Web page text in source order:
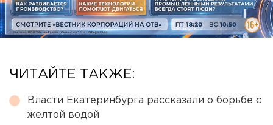
ЧИТАЙТЕ ТАКЖЕ:
Власти Екатеринбурга рассказали о борьбе с
желтой водой